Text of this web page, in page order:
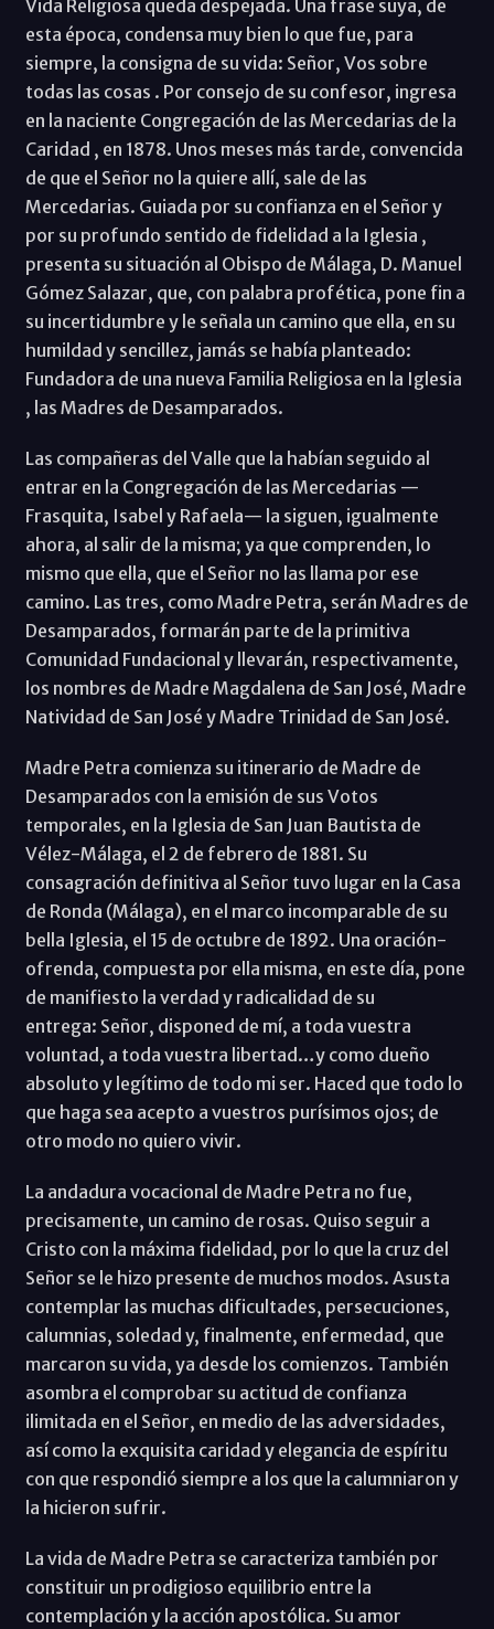
Vida Religiosa queda despejada. Una frase suya, de
esta época, condensa muy bien lo que fue, para
siempre, la consigna de su vida: Señor, Vos sobre
todas las cosas . Por consejo de su confesor, ingresa
en la naciente Congregación de las Mercedarias de la
Caridad , en 1878. Unos meses más tarde, convencida
de que el Señor no la quiere allí, sale de las
Mercedarias. Guiada por su confianza en el Señor y
por su profundo sentido de fidelidad a la Iglesia ,
presenta su situación al Obispo de Málaga, D. Manuel
Gómez Salazar, que, con palabra profética, pone fin a
su incertidumbre y le señala un camino que ella, en su
humildad y sencillez, jamás se había planteado:
Fundadora de una nueva Familia Religiosa en la Iglesia
, las Madres de Desamparados.
Las compañeras del Valle que la habían seguido al
entrar en la Congregación de las Mercedarias —
Frasquita, Isabel y Rafaela— la siguen, igualmente
ahora, al salir de la misma; ya que comprenden, lo
mismo que ella, que el Señor no las llama por ese
camino. Las tres, como Madre Petra, serán Madres de
Desamparados, formarán parte de la primitiva
Comunidad Fundacional y llevarán, respectivamente,
los nombres de Madre Magdalena de San José, Madre
Natividad de San José y Madre Trinidad de San José.
Madre Petra comienza su itinerario de Madre de
Desamparados con la emisión de sus Votos
temporales, en la Iglesia de San Juan Bautista de
Vélez-Málaga, el 2 de febrero de 1881. Su
consagración definitiva al Señor tuvo lugar en la Casa
de Ronda (Málaga), en el marco incomparable de su
bella Iglesia, el 15 de octubre de 1892. Una oración-
ofrenda, compuesta por ella misma, en este día, pone
de manifiesto la verdad y radicalidad de su
entrega: Señor, disponed de mí, a toda vuestra
voluntad, a toda vuestra libertad…y como dueño
absoluto y legítimo de todo mi ser. Haced que todo lo
que haga sea acepto a vuestros purísimos ojos; de
otro modo no quiero vivir.
La andadura vocacional de Madre Petra no fue,
precisamente, un camino de rosas. Quiso seguir a
Cristo con la máxima fidelidad, por lo que la cruz del
Señor se le hizo presente de muchos modos. Asusta
contemplar las muchas dificultades, persecuciones,
calumnias, soledad y, finalmente, enfermedad, que
marcaron su vida, ya desde los comienzos. También
asombra el comprobar su actitud de confianza
ilimitada en el Señor, en medio de las adversidades,
así como la exquisita caridad y elegancia de espíritu
con que respondió siempre a los que la calumniaron y
la hicieron sufrir.
La vida de Madre Petra se caracteriza también por
constituir un prodigioso equilibrio entre la
contemplación y la acción apostólica. Su amor